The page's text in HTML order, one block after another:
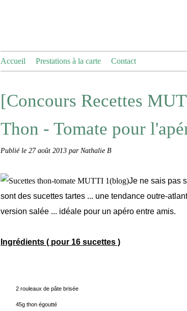
Accueil Prestations à la carte Contact
[Concours Recettes
Thon - Tomate pour
Publié le 27 août 2013 par Nathalie B
Je ne sais pas
sont des sucettes tartes ... une tendance outre-
version salée ... idéale pour un apéro entre amis.
Ingrédients ( pour 16 sucettes )
2 rouleaux de pâte brisée
45g thon égoutté